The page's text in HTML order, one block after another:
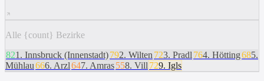
Alle {count} Bezirke
821 . Innsbruck (Innenstadt)792. Wilten 723. Pradl 764. Hötting685.
Mühlau666. Arzl647. Amras558. Vill 729. Igls